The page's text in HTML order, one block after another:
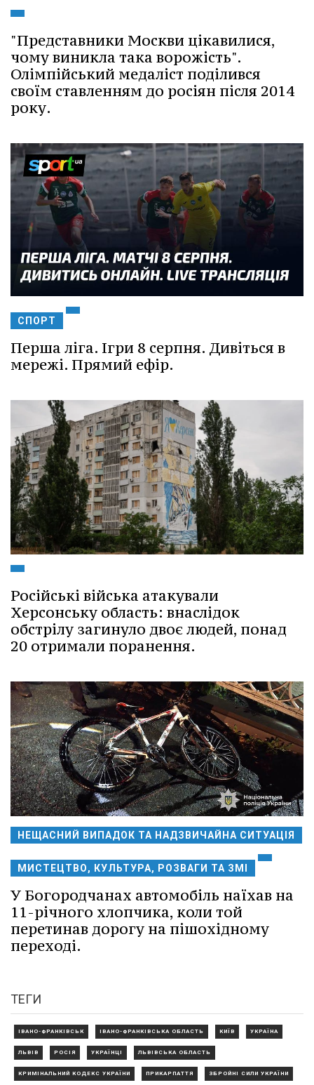
"Представники Москви цікавилися,
чому виникла така ворожість".
Олімпійський медаліст поділився
своїм ставленням до росіян після 2014
року.
СПОРТ
Перша ліга. Ігри 8 серпня. Дивіться в
мережі. Прямий ефір.
Російські війська атакували
Херсонську область: внаслідок
обстрілу загинуло двоє людей, понад
20 отримали поранення.
НЕЩАСНИЙ ВИПАДОК ТА НАДЗВИЧАЙНА СИТУАЦІЯ
МИСТЕЦТВО, КУЛЬТУРА, РОЗВАГИ ТА ЗМІ
У Богородчанах автомобіль наїхав на
11-річного хлопчика, коли той
перетинав дорогу на пішохідному
переході.
ТЕГИ
ІВАНО-ФРАНКІВСЬК ІВАНО-ФРАНКІВСЬКА ОБЛАСТЬ КИЇВ УКРАЇНА
ЛЬВІВ РОСІЯ УКРАЇНЦІ ЛЬВІВСЬКА ОБЛАСТЬ
КРИМІНАЛЬНИЙ КОДЕКС УКРАЇНИ ПРИКАРПАТТЯ ЗБРОЙНІ СИЛИ УКРАЇНИ